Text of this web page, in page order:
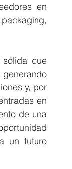
en
sólida que
y, por
en
de una
un futuro